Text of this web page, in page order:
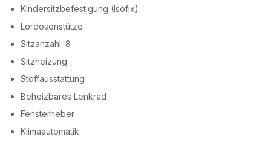
Kindersitzbefestigung (Isofix)
Lordosenstütze
Sitzanzahl: 8
Sitzheizung
Stoffausstattung
Beheizbares Lenkrad
Fensterheber
Klimaautomatik